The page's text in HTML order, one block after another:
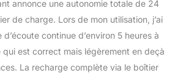
annonce une autonomie totale de 24
de charge. Lors de mon utilisation, j’ai
continue d’environ 5 heures à
est correct mais légèrement en deçà
La recharge complète via le boîtier